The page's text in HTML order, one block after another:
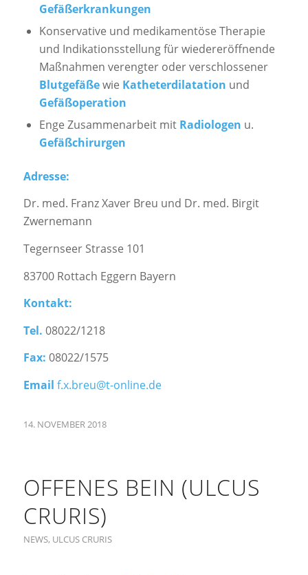
Gefäßerkrankungen
Konservative und medikamentöse Therapie
und Indikationsstellung für wiedereröffnende
Maßnahmen verengter oder verschlossener
Blutgefäßewie Katheterdilatation und
Gefäßoperation
Enge Zusammenarbeit mit Radiologen u.
Gefäßchirurgen
Adresse:
Dr. med. Franz Xaver Breu und Dr. med. Birgit
Zwernemann
Tegernseer Strasse 101
83700 Rottach Eggern Bayern
Kontakt:
Tel. 08022/1218
Fax: 08022/1575
Email f.x.breu@t-online.de
14. NOVEMBER 2018
OFFENES BEIN (ULCUS
CRURIS)
NEWS, ULCUS CRURIS